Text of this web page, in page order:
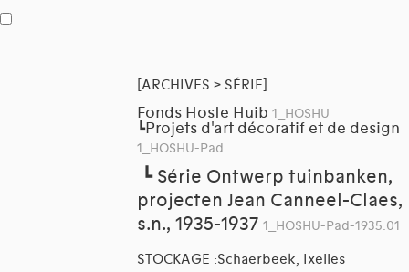
[ARCHIVES > SÉRIE]
Fonds Hoste Huib 1_HOSHU
┗Projets d'art décoratif et de design
1_HOSHU-Pad
┗ Série Ontwerp tuinbanken,
projecten Jean Canneel-Claes,
s.n., 1935-1937 1_HOSHU-Pad-1935.01
STOCKAGE :Schaerbeek, Ixelles